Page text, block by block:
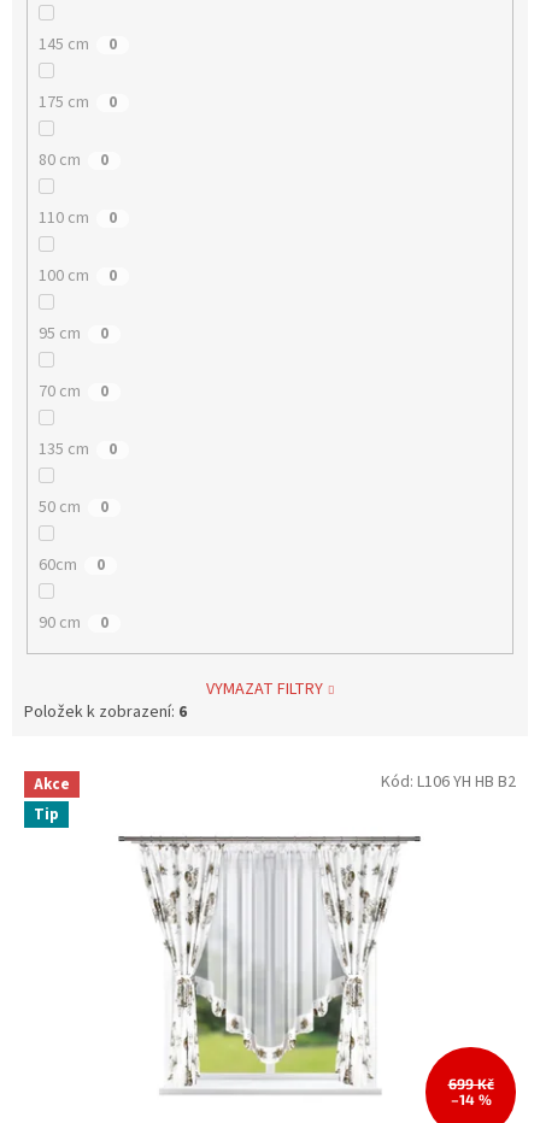
145 cm 0
175 cm 0
80 cm 0
110 cm 0
100 cm 0
95 cm 0
70 cm 0
135 cm 0
50 cm 0
60cm 0
90 cm 0
VYMAZAT FILTRY
Položek k zobrazení: 6
V
p
Akce
Tip
699 Kč
–14 %
Kód: L106 YH HB B2